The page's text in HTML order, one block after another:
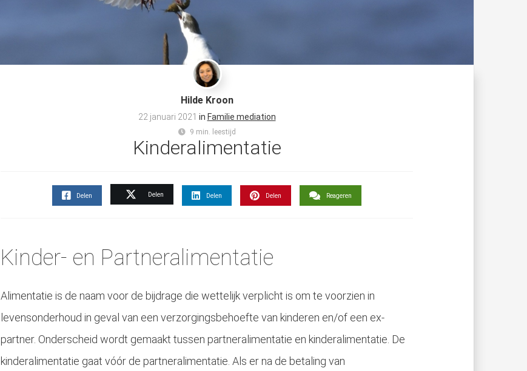
Hilde Kroon
22 januari 2021 in Familie mediation
9 min. leestijd
Kinderalimentatie
Delen Delen Delen Delen Reageren
Kinder- en Partneralimentatie
Alimentatie is de naam voor de bijdrage die wettelijk verplicht is om te voorzien in
levensonderhoud in geval van een verzorgingsbehoefte van kinderen en/of een ex-
partner. Onderscheid wordt gemaakt tussen partneralimentatie en kinderalimentatie. De
kinderalimentatie gaat vóór de partneralimentatie. Als er na de betaling van